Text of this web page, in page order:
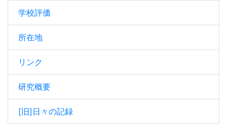
学校評価
所在地
リンク
研究概要
[旧]日々の記録